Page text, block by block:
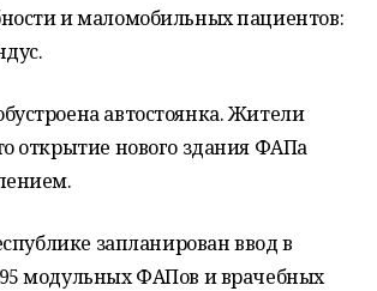
и маломобильных пациентов:
автостоянка. Жители
открытие нового здания ФАПа
запланирован ввод в
модульных ФАПов и врачебных